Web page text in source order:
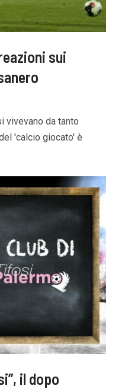
sui
vivevano da tanto
'calcio giocato' è
il dopo